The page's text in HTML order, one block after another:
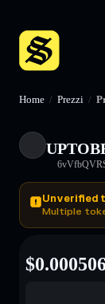
Home / Prezzi /
Unverified
Multiple
$